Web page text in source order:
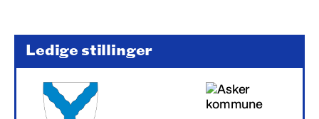
Ledige stillinger